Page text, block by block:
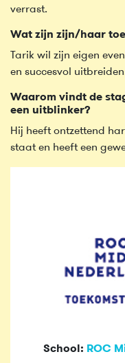
verrast.
Wat zijn zijn/haar
Tarik wil zijn eigen
en succesvol
Waarom vindt de
een uitblinker?
Hij heeft ontzettend
staat en heeft een
School: ROC